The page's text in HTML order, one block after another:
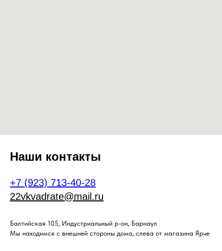
Наши контакты
+7 (923) 713-40-28
22vkvadrate@mail.ru
Балтийская 105, Индустриальный р-он, Барнаул
Мы находимся с внешней стороны дома, слева от магазина Ярче